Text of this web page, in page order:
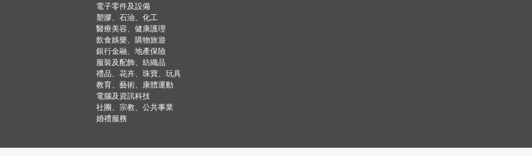
電子零件及設備
塑膠、石油、化工
醫療美容、健康護理
飲食娛樂、購物旅遊
銀行金融、地產保險
服裝及配飾、紡織品
禮品、花卉、珠寶、玩具
教育、藝術、康體運動
電腦及資訊科技
社團、宗教、公共事業
婚禮服務